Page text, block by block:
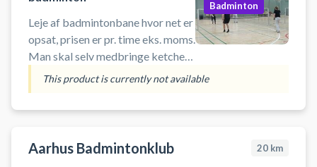
Leje af badmintonbane hvor net er
opsat, prisen er pr. time eks. moms.
Man skal selv medbringe ketcher
og fjerbolde. I åbningstiden er der
fri adgang til hallen, så det er ikke
nødvendigt med nøgle
Badminton
This product is currently not available
Aarhus Badmintonklub 20 km